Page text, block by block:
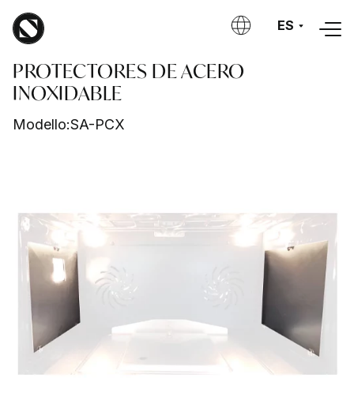
Skip to main content
ES
PROTECTORES DE ACERO
INOXIDABLE
Modello:SA-PCX